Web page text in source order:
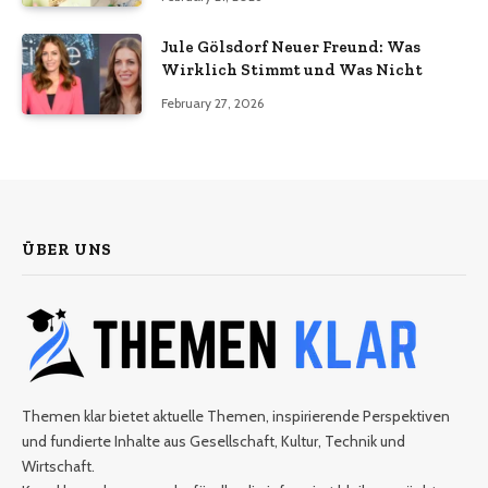
Jule Gölsdorf Neuer Freund: Was
Wirklich Stimmt und Was Nicht
February 27, 2026
ÜBER UNS
Themen klar bietet aktuelle Themen, inspirierende Perspektiven
und fundierte Inhalte aus Gesellschaft, Kultur, Technik und
Wirtschaft.